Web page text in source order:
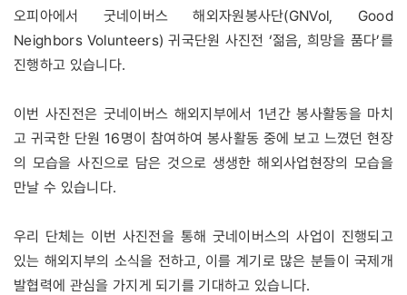
오피아에서 굿네이버스 해외자원봉사단(GNVol, Good
Neighbors Volunteers) 귀국단원 사진전 ‘젊음, 희망을 품다’를
진행하고 있습니다.
이번 사진전은 굿네이버스 해외지부에서 1년간 봉사활동을 마치
고 귀국한 단원 16명이 참여하여 봉사활동 중에 보고 느꼈던 현장
의 모습을 사진으로 담은 것으로 생생한 해외사업현장의 모습을
만날 수 있습니다.
우리 단체는 이번 사진전을 통해 굿네이버스의 사업이 진행되고
있는 해외지부의 소식을 전하고, 이를 계기로 많은 분들이 국제개
발협력에 관심을 가지게 되기를 기대하고 있습니다.